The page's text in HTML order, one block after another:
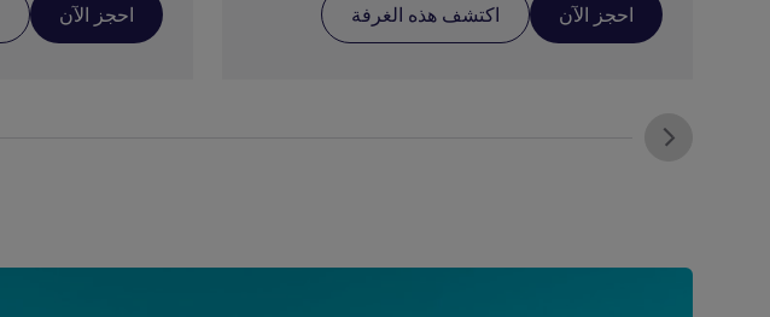
احجز الآن اكتشف هذه الغرفة احجز الآن